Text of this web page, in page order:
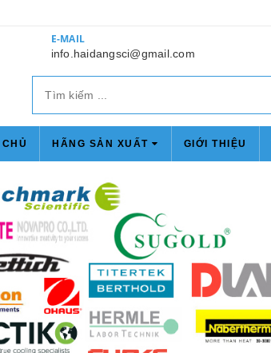
E-MAIL
info.haidangsci@gmail.com
HÃNG SẢN XUẤT GIỚI THIỆU